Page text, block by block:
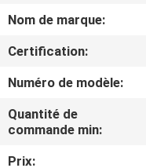
À
PROPOS
NOUS
Nom de marque:
Certification:
Numéro de modèle:
Quantité de
commande min:
Prix: